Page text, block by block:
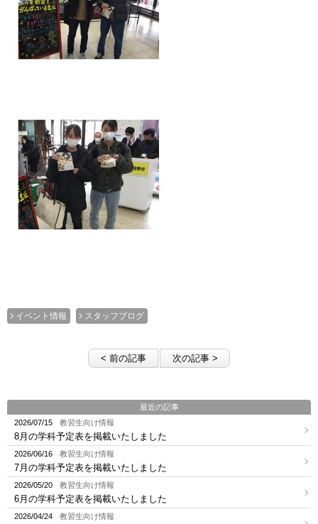
イベント情報 スタッフブログ
< 前の記事 次の記事 >
最近の記事
2026/07/15
教習生向け情報
8月の学科予定表を掲載いたしました
2026/06/16 教習生向け情報
7月の学科予定表を掲載いたしました
2026/05/20 教習生向け情報
6月の学科予定表を掲載いたしました
2026/04/24 教習生向け情報